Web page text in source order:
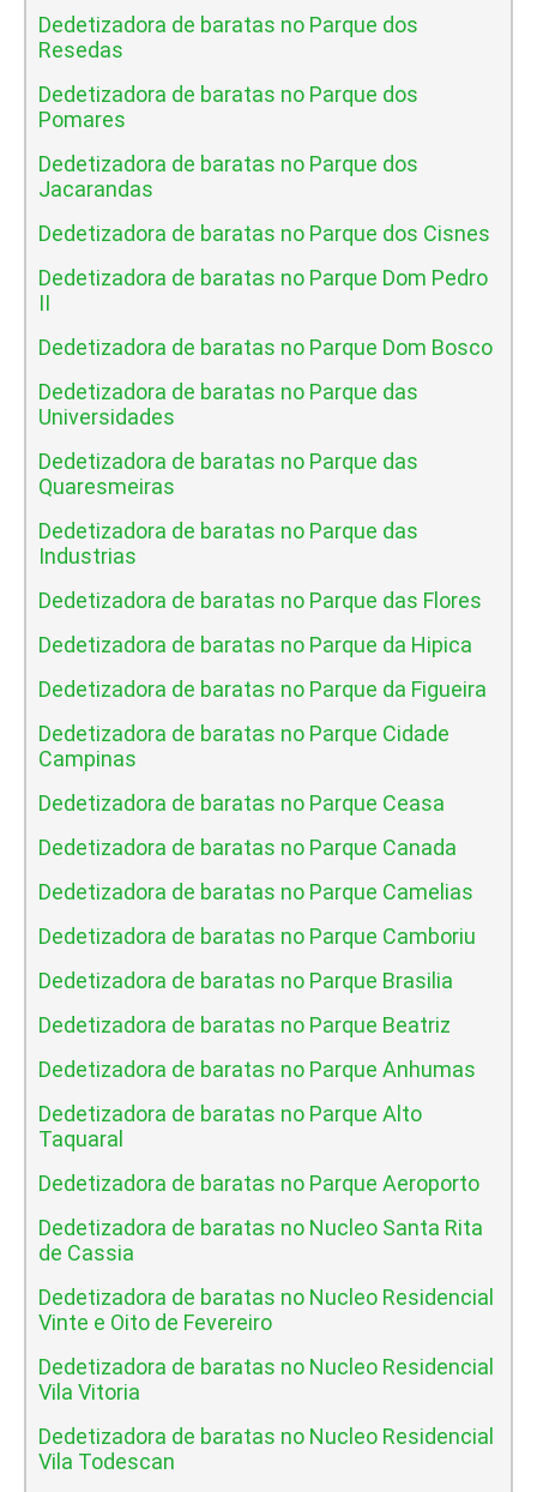
Dedetizadora de baratas no Parque dos
Resedas
Dedetizadora de baratas no Parque dos
Pomares
Dedetizadora de baratas no Parque dos
Jacarandas
Dedetizadora de baratas no Parque dos Cisnes
Dedetizadora de baratas no Parque Dom Pedro
II
Dedetizadora de baratas no Parque Dom Bosco
Dedetizadora de baratas no Parque das
Universidades
Dedetizadora de baratas no Parque das
Quaresmeiras
Dedetizadora de baratas no Parque das
Industrias
Dedetizadora de baratas no Parque das Flores
Dedetizadora de baratas no Parque da Hipica
Dedetizadora de baratas no Parque da Figueira
Dedetizadora de baratas no Parque Cidade
Campinas
Dedetizadora de baratas no Parque Ceasa
Dedetizadora de baratas no Parque Canada
Dedetizadora de baratas no Parque Camelias
Dedetizadora de baratas no Parque Camboriu
Dedetizadora de baratas no Parque Brasilia
Dedetizadora de baratas no Parque Beatriz
Dedetizadora de baratas no Parque Anhumas
Dedetizadora de baratas no Parque Alto
Taquaral
Dedetizadora de baratas no Parque Aeroporto
Dedetizadora de baratas no Nucleo Santa Rita
de Cassia
Dedetizadora de baratas no Nucleo Residencial
Vinte e Oito de Fevereiro
Dedetizadora de baratas no Nucleo Residencial
Vila Vitoria
Dedetizadora de baratas no Nucleo Residencial
Vila Todescan